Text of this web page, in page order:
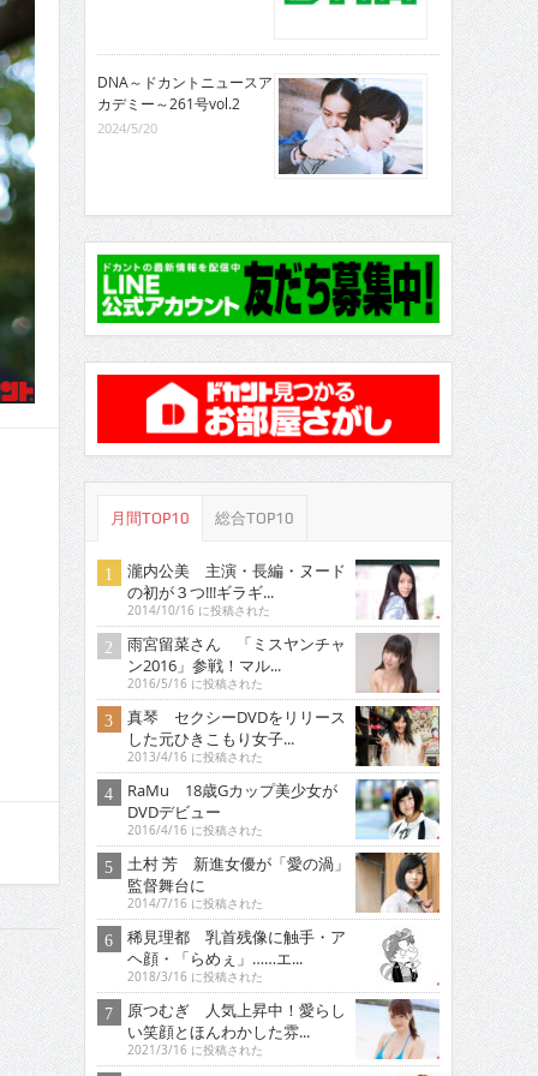
DNA～ドカントニュースア
カデミー～261号vol.2
2024/5/20
月間TOP10 総合TOP10
瀧内公美 主演・長編・ヌード
の初が３つ!!!ギラギ...
2014/10/16 に投稿された
雨宮留菜さん 「ミスヤンチャ
ン2016」参戦！マル...
2016/5/16 に投稿された
真琴 セクシーDVDをリリース
した元ひきこもり女子...
2013/4/16 に投稿された
RaMu 18歳Gカップ美少女が
DVDデビュー
2016/4/16 に投稿された
土村 芳 新進女優が「愛の渦」
監督舞台に
2014/7/16 に投稿された
稀見理都 乳首残像に触手・ア
ヘ顔・「らめぇ」……エ...
2018/3/16 に投稿された
原つむぎ 人気上昇中！愛らし
い笑顔とほんわかした雰...
2021/3/16 に投稿された